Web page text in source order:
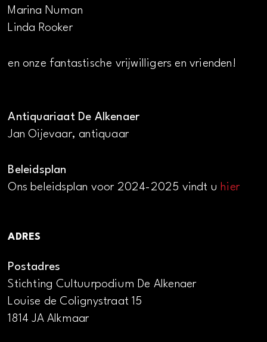
Marina Numan
Linda Rooker
en onze fantastische vrijwilligers en vrienden!
Antiquariaat De Alkenaer
Jan Oijevaar, antiquaar
Beleidsplan
Ons beleidsplan voor 2024-2025 vindt uhier
ADRES
Postadres
Stichting Cultuurpodium De Alkenaer
Louise de Colignystraat 15
1814 JA Alkmaar